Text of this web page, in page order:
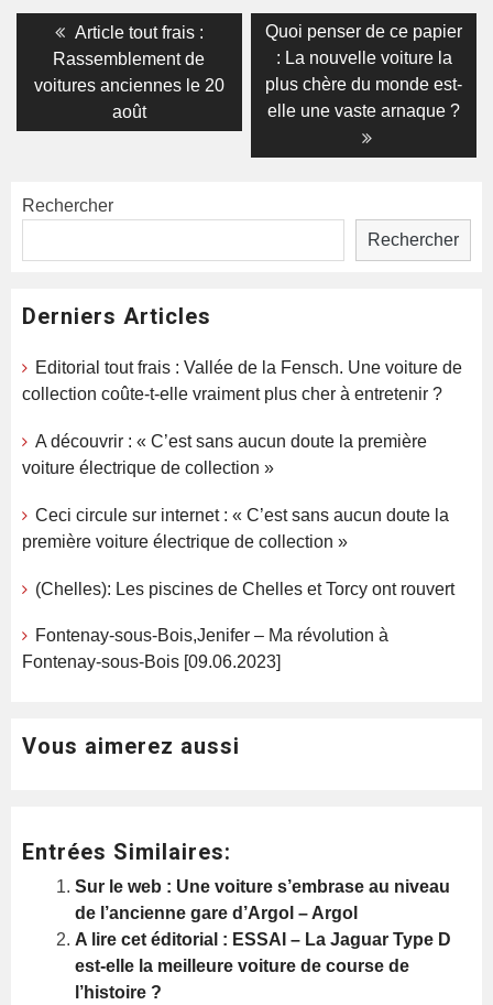
Navigation
l’article
Previous
post:
Article tout frais :
Rassemblement de
voitures anciennes le 20
août
Next
post:
Quoi penser de ce papier
: La nouvelle voiture la
plus chère du monde est-
elle une vaste arnaque ?
Rechercher
Rechercher
Derniers Articles
Editorial tout frais : Vallée de la Fensch. Une voiture de
collection coûte-t-elle vraiment plus cher à entretenir ?
A découvrir : « C’est sans aucun doute la première
voiture électrique de collection »
Ceci circule sur internet : « C’est sans aucun doute la
première voiture électrique de collection »
(Chelles): Les piscines de Chelles et Torcy ont rouvert
Fontenay-sous-Bois,Jenifer – Ma révolution à
Fontenay-sous-Bois [09.06.2023]
Vous aimerez aussi
Entrées Similaires:
Sur le web : Une voiture s’embrase au niveau
de l’ancienne gare d’Argol – Argol
A lire cet éditorial : ESSAI – La Jaguar Type D
est-elle la meilleure voiture de course de
l’histoire ?